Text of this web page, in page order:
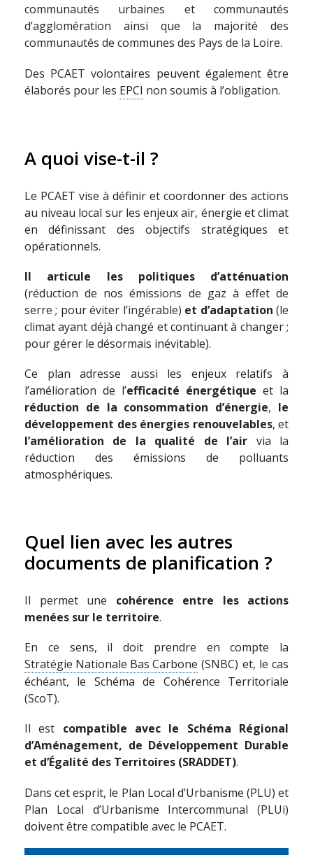
communautés urbaines et communautés
d’agglomération ainsi que la majorité des
communautés de communes des Pays de la Loire.
Des PCAET volontaires peuvent également être
élaborés pour les EPCI non soumis à l’obligation.
A quoi vise-t-il ?
Le PCAET vise à définir et coordonner des actions
au niveau local sur les enjeux air, énergie et climat
en définissant des objectifs stratégiques et
opérationnels.
Il articule les politiques d’atténuation
(réduction de nos émissions de gaz à effet de
serre ; pour éviter l’ingérable) et d’adaptation (le
climat ayant déjà changé et continuant à changer ;
pour gérer le désormais inévitable).
Ce plan adresse aussi les enjeux relatifs à
l’amélioration de l’efficacité énergétique et la
réduction de la consommation d’énergie, le
développement des énergies renouvelables, et
l’amélioration de la qualité de l’air via la
réduction des émissions de polluants
atmosphériques.
Quel lien avec les autres
documents de planification ?
Il permet une cohérence entre les actions
menées sur le territoire.
En ce sens, il doit prendre en compte la
Stratégie Nationale Bas Carbone (SNBC) et, le cas
échéant, le Schéma de Cohérence Territoriale
(ScoT).
Il est compatible avec le Schéma Régional
d’Aménagement, de Développement Durable
et d’Égalité des Territoires (SRADDET).
Dans cet esprit, le Plan Local d’Urbanisme (PLU) et
Plan Local d’Urbanisme Intercommunal (PLUi)
doivent être compatible avec le PCAET.